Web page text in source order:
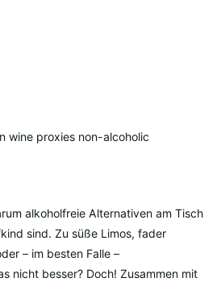
alkoholfreie Alternativen am Tisch
sind. Zu süße Limos, fader
– im besten Falle –
nicht besser? Doch! Zusammen mit